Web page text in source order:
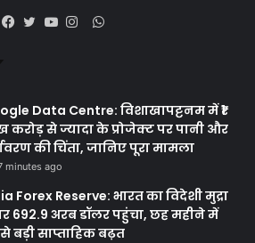
WhatsApp
Data Centre: विशाखापट्टनम में ₹1
करोड़ से ज्यादा के प्रोजेक्ट पर पानी और
की चिंता, जानिए पूरा मामला
minutes ago
Forex Reserve: भारत का विदेशी मुद्रा
692.9 अरब डॉलर पहुंचा, छह महीने में
बड़ी साप्ताहिक बढ़त